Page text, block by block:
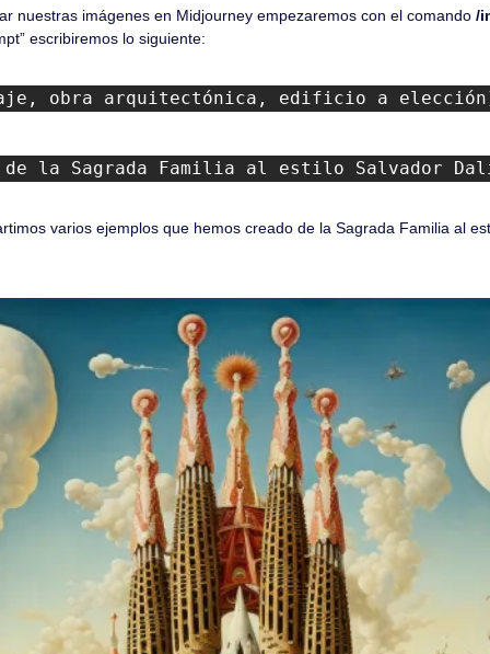
nuestras imágenes en Midjourney empezaremos con el comando /
escribiremos lo siguiente:
obra arquitectónica, edificio a
de la Sagrada Familia al estilo Salvador
varios ejemplos que hemos creado de la Sagrada Familia al